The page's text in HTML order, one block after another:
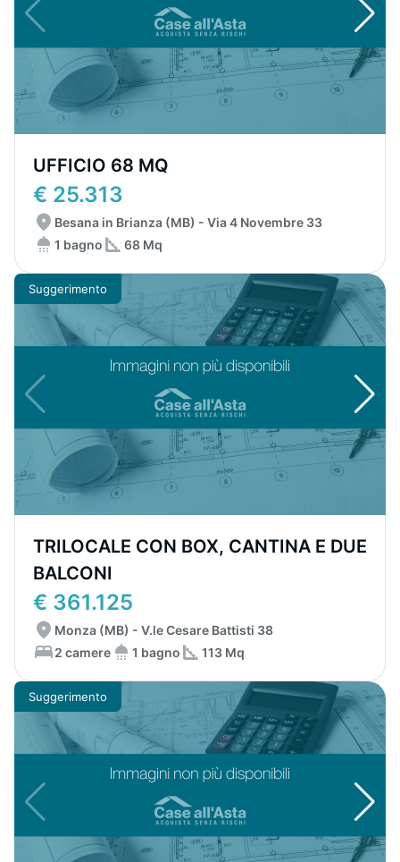
UFFICIO 68 MQ
€ 25.313
Besana in Brianza (MB) - Via 4 Novembre 33
1 bagno
68 Mq
Suggerimento
TRILOCALE CON BOX, CANTINA E DUE
BALCONI
€ 361.125
Monza (MB) - V.le Cesare Battisti 38
2 camere
1 bagno 113 Mq
Suggerimento